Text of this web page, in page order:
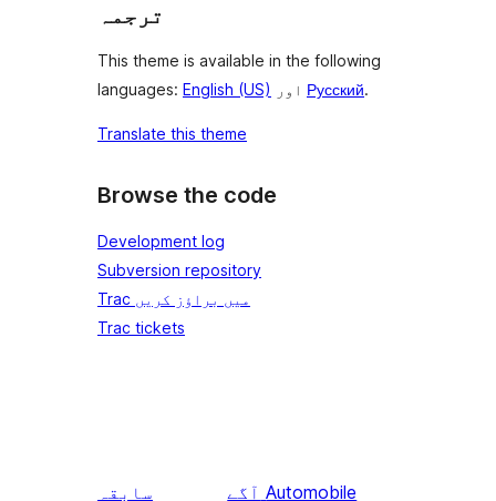
ترجمہ
This theme is available in the following
languages: English (US) Русский.
Translate this theme
Browse the code
Development log
Subversion repository
Trac میں براؤز کریں
Trac tickets
سابقہ
آگے Automobile